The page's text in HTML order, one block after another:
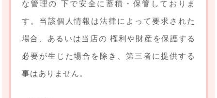
な管理の 下で安全に蓄積・保管しておりま
す。当該個人情報は法律によって要求された
場合、あるいは当店の 権利や財産を保護する
必要が生じた場合を除き、第三者に提供する
事はありません。